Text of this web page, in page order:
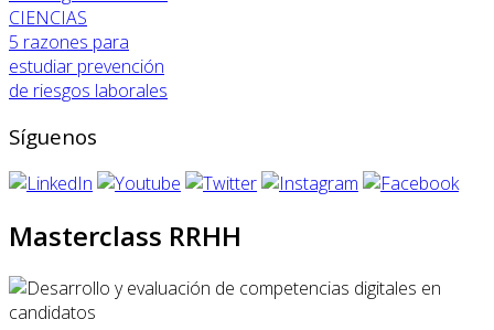
CIENCIAS
5 razones para
estudiar prevención
de riesgos laborales
Síguenos
Masterclass RRHH